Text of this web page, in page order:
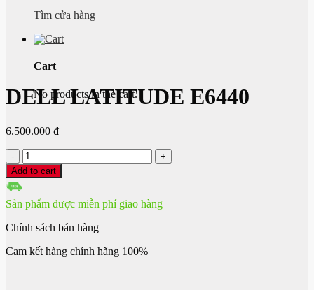
Tìm cửa hàng
Cart
No products in the cart.
DELL LATITUDE E6440
6.500.000 ₫
DELL
LATITUDE
E6440
Add to cart
Sản phẩm được miễn phí giao hàng
Chính sách bán hàng
Cam kết hàng chính hãng 100%